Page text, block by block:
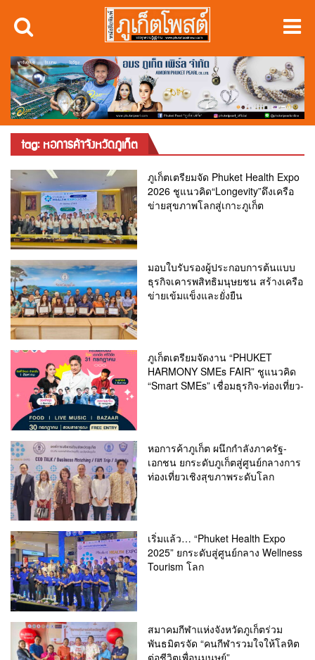
tag: หอการค้าจังหวัดภูเก็ต
ภูเก็ตเตรียมจัด Phuket Health Expo
2026 ชูแนวคิด“Longevity”ดึงเครือ
ข่ายสุขภาพโลกสู่เกาะภูเก็ต
มอบใบรับรองผู้ประกอบการต้นแบบ
ธุรกิจเคารพสิทธิมนุษยชน สร้างเครือ
ข่ายเข้มแข็งและยั่งยืน
ภูเก็ตเตรียมจัดงาน “PHUKET
HARMONY SMEs FAIR” ชูแนวคิด
“Smart SMEs” เชื่อมธุรกิจ-ท่องเที่ยว-
หอการค้าภูเก็ต ผนึกกำลังภาครัฐ-
เอกชน ยกระดับภูเก็ตสู่ศูนย์กลางการ
ท่องเที่ยวเชิงสุขภาพระดับโลก
เริ่มแล้ว… “Phuket Health Expo
2025” ยกระดับสู่ศูนย์กลาง Wellness
Tourism โลก
สมาคมกีฬาแห่งจังหวัดภูเก็ตร่วม
พันธมิตรจัด “คนกีฬารวมใจให้โลหิต
ต่อชีวิตเพื่อนมนุษย์”